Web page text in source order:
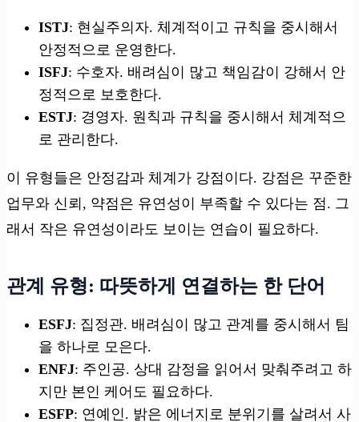
ISTJ: 현실주의자. 체계적이고 규칙을 중시해서
안정적으로 운영한다.
ISFJ: 수호자. 배려심이 많고 책임감이 강해서 안
정적으로 보호한다.
ESTJ: 경영자. 원칙과 규칙을 중시해서 체계적으
로 관리한다.
이 유형들은 안정감과 체계가 강점이다. 강점은 꾸준한
업무와 신뢰, 약점은 유연성이 부족할 수 있다는 점. 그
래서 작은 유연성이라도 보이는 연습이 필요하다.
관계 유형: 따뜻하게 연결하는 한 단어
ESFJ: 집정관. 배려심이 많고 관계를 중시해서 팀
을 하나로 모은다.
ENFJ: 주인공. 상대 감정을 읽어서 맞춰주려고 하
지만 본인 케어도 필요하다.
ESFP: 연예인. 밝은 에너지로 분위기를 살려서 사